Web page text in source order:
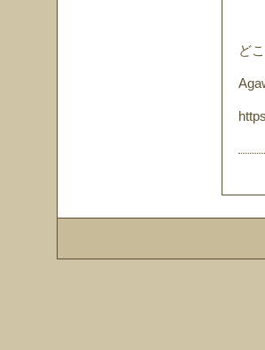
ど